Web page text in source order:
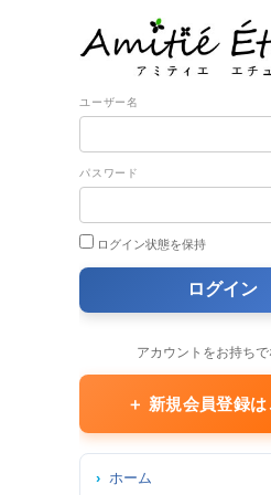
ユーザー名
パスワード
ログイン状態を保持
アカウントをお持ち
＋ 新規会員登録
ホーム